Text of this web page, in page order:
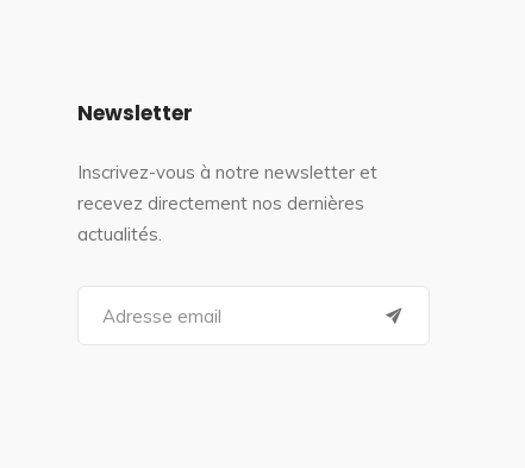
Newsletter
Inscrivez-vous à notre newsletter et
recevez directement nos dernières
actualités.
a